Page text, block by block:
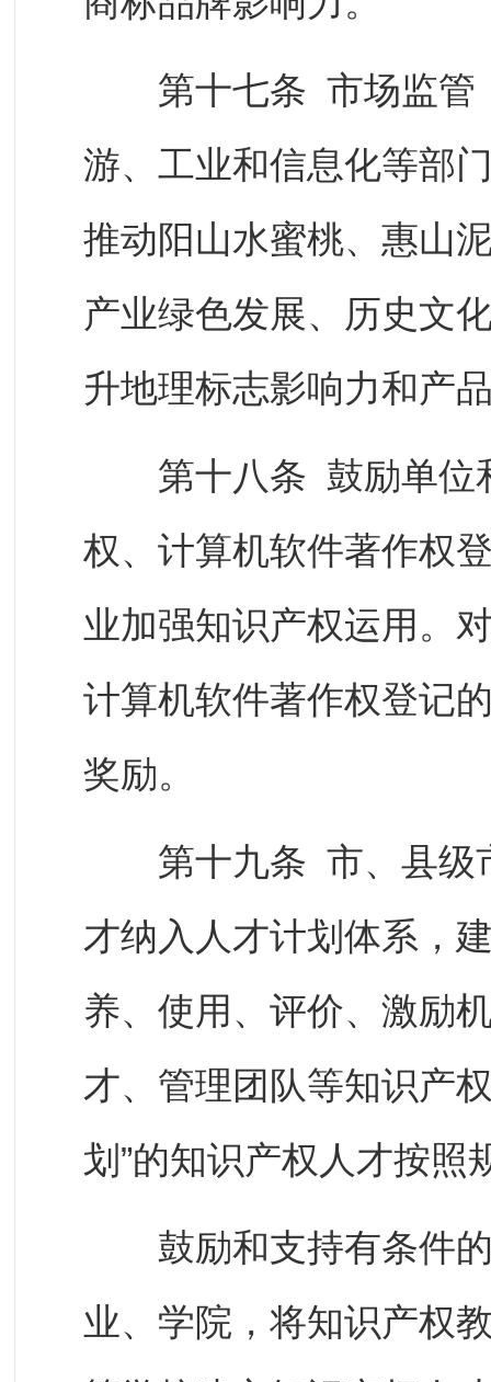
第十七条 市场监管
游、工业和信息化等部
推动阳山水蜜桃、惠山
产业绿色发展、历史文
升地理标志影响力和产
第十八条 鼓励单位
权、计算机软件著作权
业加强知识产权运用。
计算机软件著作权登记
奖励。
第十九条 市、县级
才纳入人才计划体系，
养、使用、评价、激励
才、管理团队等知识产
划”的知识产权人才按照
鼓励和支持有条件的
业、学院，将知识产权